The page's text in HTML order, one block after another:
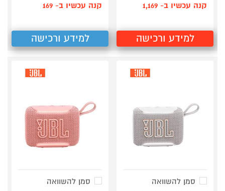
קנה עכשיו ב- 1,169
למידע ורכישה
קנה עכשיו ב- 169
למידע ורכישה
סמן להשוואה
סמן להשוואה